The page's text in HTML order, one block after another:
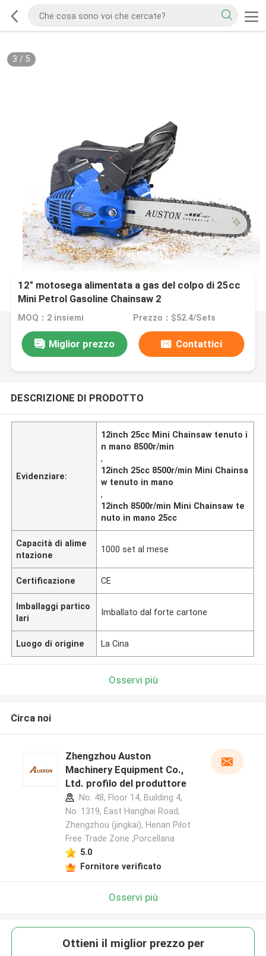
3 / 5
12" motosega alimentata a gas del colpo di 25cc
Mini Petrol Gasoline Chainsaw 2
MOQ：2 insiemi Prezzo：$52.4/Sets
Miglior prezzo Contattici
DESCRIZIONE DI PRODOTTO
Evidenziare:
12inch 25cc Mini Chainsaw tenuto i
n mano 8500r/min
,
12inch 25cc 8500r/min Mini Chainsa
w tenuto in mano
,
12inch 8500r/min Mini Chainsaw te
nuto in mano 25cc
Capacità di alime
ntazione
1000 set al mese
Certificazione CE
Imballaggi partico
lari
Imballato dal forte cartone
Luogo di origine La Cina
Osservi più
Circa noi
Zhengzhou Auston
Machinery Equipment Co.,
Ltd. profilo del produttore
No. 48, Floor 14, Building 4,
No. 1319, East Hanghai Road,
Zhengzhou (jingkai), Henan Pilot
Free Trade Zone ,Porcellana
5.0
Fornitore verificato
Osservi più
Ottieni il miglior prezzo per